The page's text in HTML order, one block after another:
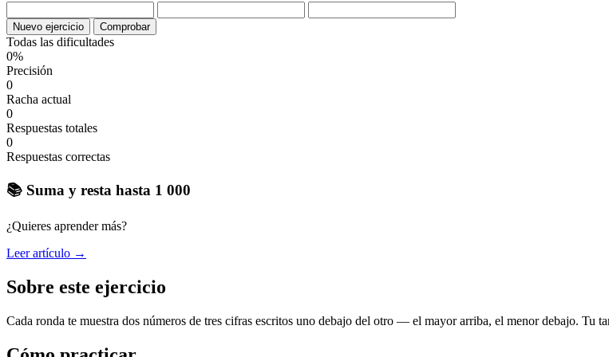
Nuevo ejercicio Comprobar
Todas las dificultades
0%
Precisión
0
Racha actual
0
Respuestas totales
0
Respuestas correctas
📚 Suma y resta hasta 1 000
¿Quieres aprender más?
Leer artículo →
Sobre este ejercicio
Cada ronda te muestra dos números de tres cifras escritos uno debajo del otro — el mayor arriba, el menor debajo. Tu